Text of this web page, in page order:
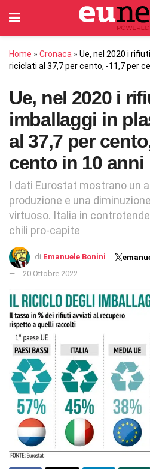
Home » Cronaca » Ue, nel 2020 i
riciclati al 37,7 per cento, -11,7 per
Ue, nel 2020 i
imballaggi in
al 37,7 per
cento in 10 anni
I dati Eurostat mostrano un
produzione e una
virtuoso. Italia in
chili pro-capite
di Emanuele Bonini
20 Ottobre 2022